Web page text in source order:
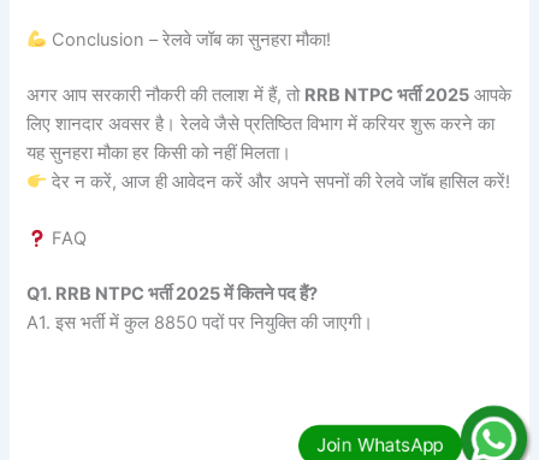
Conclusion – रेलवे जॉब का सुनहरा मौका!
अगर आप सरकारी नौकरी की तलाश में हैं, तो RRB NTPC भर्ती 2025 आपके
लिए शानदार अवसर है। रेलवे जैसे प्रतिष्ठित विभाग में करियर शुरू करने का
यह सुनहरा मौका हर किसी को नहीं मिलता।
देर न करें, आज ही आवेदन करें और अपने सपनों की रेलवे जॉब हासिल करें!
FAQ
Q1. RRB NTPC भर्ती 2025 में कितने पद हैं?
A1. इस भर्ती में कुल 8850 पदों पर नियुक्ति की जाएगी।